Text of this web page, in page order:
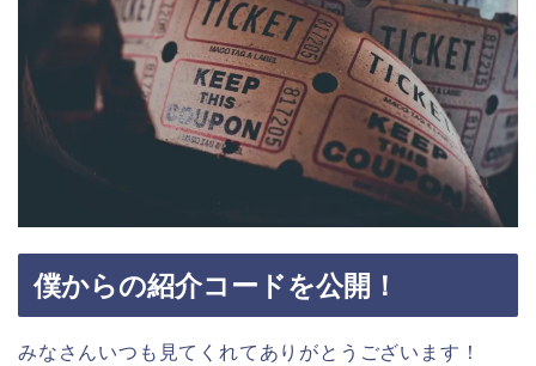
僕からの紹介コードを公開！
みなさんいつも見てくれてありがとうございます！